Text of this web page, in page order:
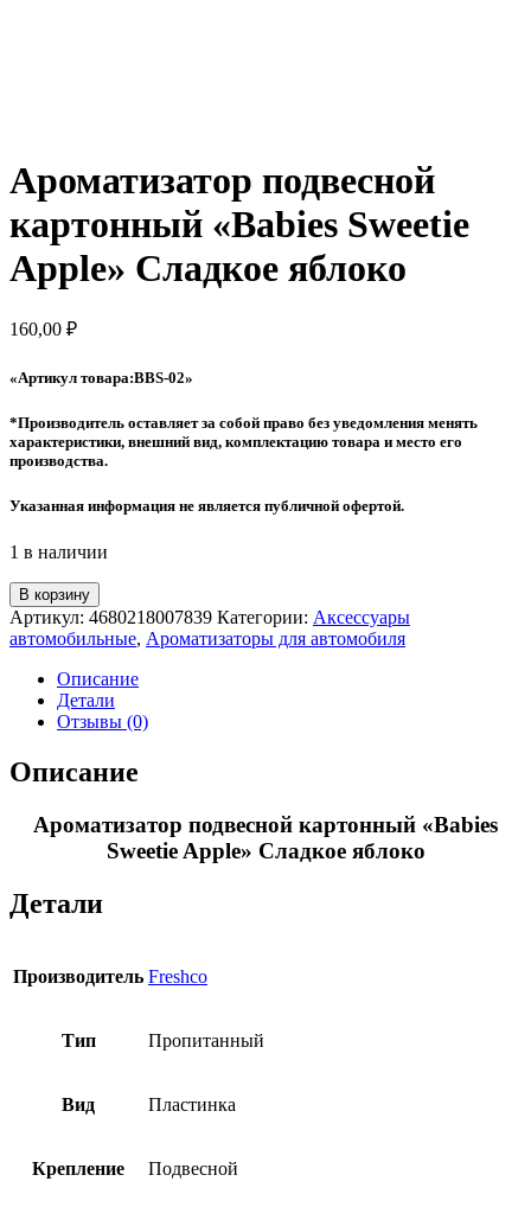
Ароматизатор подвесной
картонный «Babies Sweetie
Apple» Сладкое яблоко
160,00 ₽
«Артикул товара:BBS-02»
*Производитель оставляет за собой право без уведомления менять
характеристики, внешний вид, комплектацию товара и место его
производства.
Указанная информация не является публичной офертой.
1 в наличии
Количество
товара
Ароматизатор
картонный
"Babies
Sweetie
Сладкое
яблоко
В корзину
Артикул: 4680218007839 Категории: Аксессуары
автомобильные, Ароматизаторы для автомобиля
Описание
Детали
Отзывы (0)
Описание
Ароматизатор подвесной картонный «Babies
Sweetie Apple» Сладкое яблоко
Детали
Производитель Freshco
Тип Пропитанный
Вид Пластинка
Крепление Подвесной